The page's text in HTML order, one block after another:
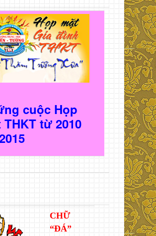
cuộc Họp
THKT từ 2010
CHỮ
“ĐÁ”